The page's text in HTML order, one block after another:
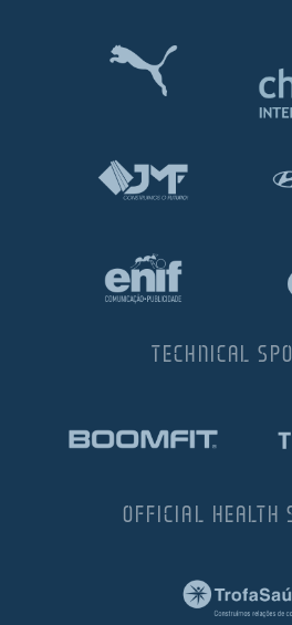
TECHNICAL
OFFICIAL HEALTH